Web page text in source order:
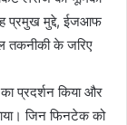
प्रमुख मुद्दे, ईजआफ
तकनीकी के जरिए
प्रदर्शन किया और
जिन फिनटेक को